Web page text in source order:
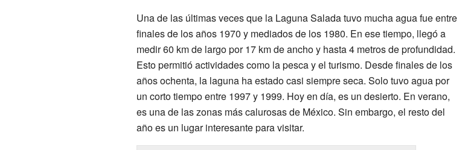
Una de las últimas veces que la Laguna Salada tuvo mucha agua fue entre
finales de los años 1970 y mediados de los 1980. En ese tiempo, llegó a
medir 60 km de largo por 17 km de ancho y hasta 4 metros de profundidad.
Esto permitió actividades como la pesca y el turismo. Desde finales de los
años ochenta, la laguna ha estado casi siempre seca. Solo tuvo agua por
un corto tiempo entre 1997 y 1999. Hoy en día, es un desierto. En verano,
es una de las zonas más calurosas de México. Sin embargo, el resto del
año es un lugar interesante para visitar.